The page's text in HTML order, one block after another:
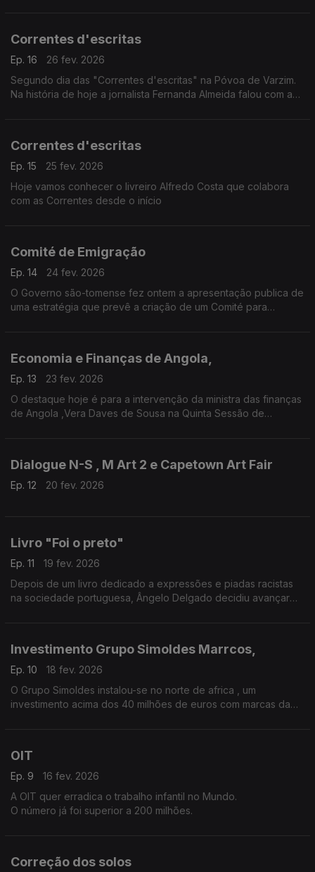
Correntes d'escritas
Ep. 16
26 fev. 2026
Segundo dia das "Correntes d'escritas" na Póvoa de Varzim.
Na história de hoje a jornalista Fernanda Almeida falou com a
Correntes d'escritas
Ep. 15
25 fev. 2026
Hoje vamos conhecer o livreiro Alfredo Costa que colabora
com as Correntes desde o início
Comité de Emigração
Ep. 14
24 fev. 2026
O Governo são-tomense fez ontem a apresentação publica de
uma estratégia que prevê a criação de um Comité para
Economia e Finanças de Angola,
Ep. 13
23 fev. 2026
O destaque hoje é para a intervenção da ministra das finanças
de Angola ,Vera Daves de Sousa na Quinta Sessão de
Dialogue N-S , M Art 2 e Capetown Art Fair
Ep. 12 20 fev. 2026
Livro "Foi o preto"
Ep. 11
19 fev. 2026
Depois de um livro dedicado a expressões e piadas racistas
na sociedade portuguesa, Ângelo Delgado decidiu avançar
Investimento Grupo Simoldes Marrcos,
Ep. 10
18 fev. 2026
O Grupo Simoldes instalou-se no norte de africa , um
investimento acima dos 40 milhões de euros com marcas da
OIT
Ep. 9
16 fev. 2026
A OIT quer erradica o trabalho infantil no Mundo.
O número já foi superior a 200 milhões.
Correção dos solos